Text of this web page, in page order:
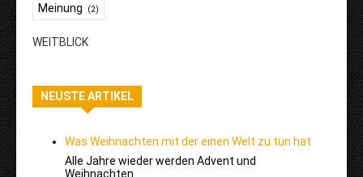
Meinung (2)
WEITBLICK
NEUSTE ARTIKEL
Was Weihnachten mit der einen Welt zu tun hat
Alle Jahre wieder werden Advent und
Weihnachten…